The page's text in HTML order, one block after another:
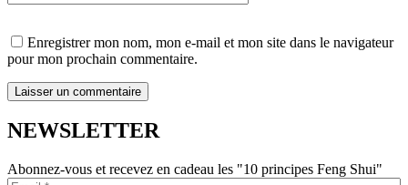
Enregistrer mon nom, mon e-mail et mon site dans le navigateur
pour mon prochain commentaire.
NEWSLETTER
Abonnez-vous et recevez en cadeau les "10 principes Feng Shui"